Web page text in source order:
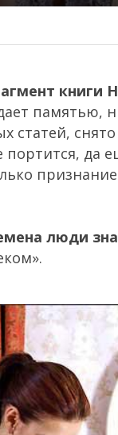
книги
памятью,
статей,
портится, да
люди